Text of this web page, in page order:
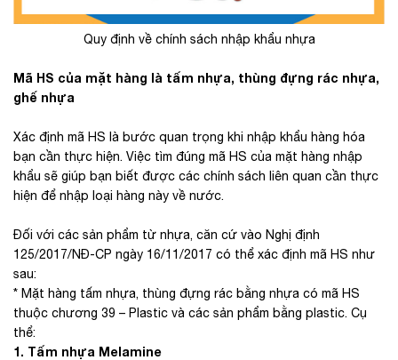
Quy định về chính sách nhập khẩu nhựa
Mã HS của mặt hàng là tấm nhựa, thùng đựng rác nhựa,
ghế nhựa
Xác định mã HS là bước quan trọng khi nhập khẩu hàng hóa
bạn cần thực hiện. Việc tìm đúng mã HS của mặt hàng nhập
khẩu sẽ giúp bạn biết được các chính sách liên quan cần thực
hiện để nhập loại hàng này về nước.
Đối với các sản phẩm từ nhựa, căn cứ vào Nghị định
125/2017/NĐ-CP ngày 16/11/2017 có thể xác định mã HS như
sau:
* Mặt hàng tấm nhựa, thùng đựng rác bằng nhựa có mã HS
thuộc chương 39 – Plastic và các sản phẩm bằng plastic. Cụ
thể:
1. Tấm nhựa Melamine